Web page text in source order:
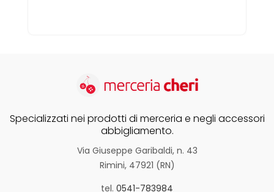
Specializzati nei prodotti di merceria e negli accessori
abbigliamento.
Via Giuseppe Garibaldi, n. 43
Rimini, 47921 (RN)
tel. 0541-783984